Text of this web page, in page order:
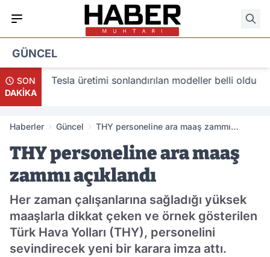
GÜNCEL
SON
DAKİKA
Tesla üretimi sonlandırılan modeller belli oldu
Haberler Güncel
THY personeline ara maaş zammı
THY personeline ara maaş
zammı açıklandı
Her zaman çalışanlarına sağladığı yüksek
maaşlarla dikkat çeken ve örnek gösterilen
Türk Hava Yolları (THY), personelini
sevindirecek yeni bir karara imza attı.